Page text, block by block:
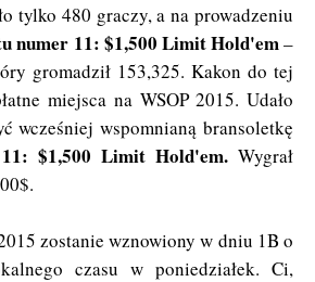
tylko 480 graczy, a na prowadzeniu
numer 11: $1,500 Limit Hold'em–
gromadził 153,325. Kakon do tej
miejsca na WSOP 2015. Udało
wcześniej wspomnianą bransoletkę
$1,500 Limit Hold'em. Wygrał
zostanie wznowiony w dniu 1B o
czasu w poniedziałek. Ci,